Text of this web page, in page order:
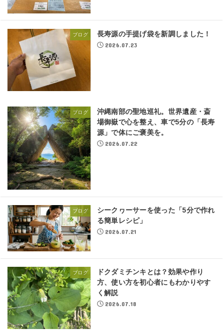
ブログ 長寿源の手提げ袋を新調しました！
2026.07.23
ブログ
沖縄南部の聖地巡礼。世界遺産・斎
場御嶽で心を整え、車で5分の「長寿
源」で体にご褒美を。
2026.07.22
ブログ
シークヮーサーを使った「5分で作れ
る簡単レシピ」
2026.07.21
ブログ
ドクダミチンキとは？効果や作り
方、使い方を初心者にもわかりやす
く解説
2026.07.18